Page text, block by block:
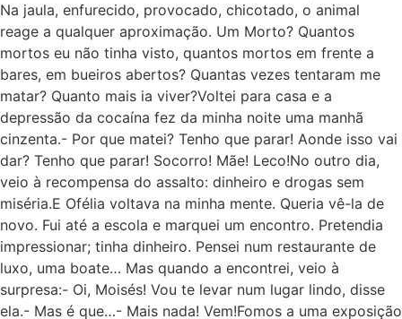
Na jaula, enfurecido, provocado, chicotado, o animal
reage a qualquer aproximação. Um Morto? Quantos
mortos eu não tinha visto, quantos mortos em frente a
bares, em bueiros abertos? Quantas vezes tentaram me
matar? Quanto mais ia viver?Voltei para casa e a
depressão da cocaína fez da minha noite uma manhã
cinzenta.- Por que matei? Tenho que parar! Aonde isso vai
dar? Tenho que parar! Socorro! Mãe! Leco!No outro dia,
veio à recompensa do assalto: dinheiro e drogas sem
miséria.E Ofélia voltava na minha mente. Queria vê-la de
novo. Fui até a escola e marquei um encontro. Pretendia
impressionar; tinha dinheiro. Pensei num restaurante de
luxo, uma boate… Mas quando a encontrei, veio à
surpresa:- Oi, Moisés! Vou te levar num lugar lindo, disse
ela.- Mas é que…- Mais nada! Vem!Fomos a uma exposição